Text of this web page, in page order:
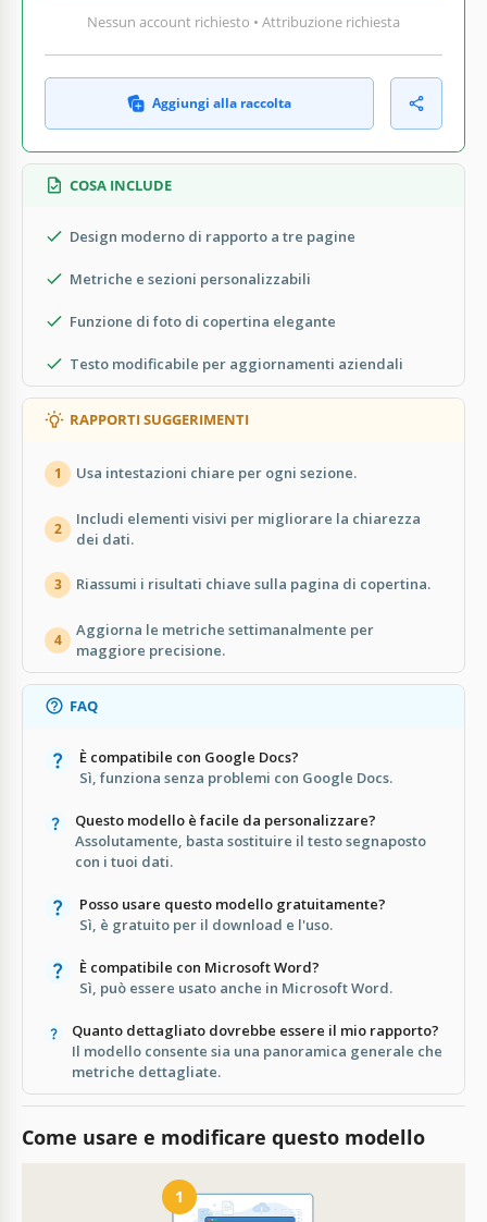
Nessun account richiesto • Attribuzione richiesta
Aggiungi alla raccolta
COSA INCLUDE
Design moderno di rapporto a tre pagine
Metriche e sezioni personalizzabili
Funzione di foto di copertina elegante
Testo modificabile per aggiornamenti aziendali
RAPPORTI SUGGERIMENTI
1 Usa intestazioni chiare per ogni sezione.
2
Includi elementi visivi per migliorare la chiarezza
dei dati.
3 Riassumi i risultati chiave sulla pagina di copertina.
4
Aggiorna le metriche settimanalmente per
maggiore precisione.
FAQ
È compatibile con Google Docs?
Sì, funziona senza problemi con Google Docs.
Questo modello è facile da personalizzare?
Assolutamente, basta sostituire il testo segnaposto
con i tuoi dati.
Posso usare questo modello gratuitamente?
Sì, è gratuito per il download e l'uso.
È compatibile con Microsoft Word?
Sì, può essere usato anche in Microsoft Word.
Quanto dettagliato dovrebbe essere il mio rapporto?
Il modello consente sia una panoramica generale che
metriche dettagliate.
Come usare e modificare questo modello
1